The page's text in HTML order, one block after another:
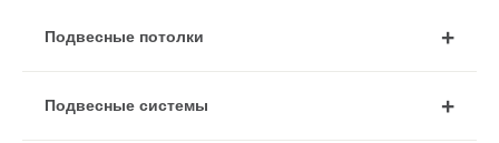
Подвесные потолки
Подвесные системы